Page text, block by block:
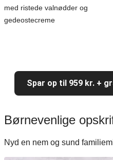
med ristede valnødder og
gedeostecreme
Spar op til 959 kr. +
Børnevenlige
Nyd en nem og sund